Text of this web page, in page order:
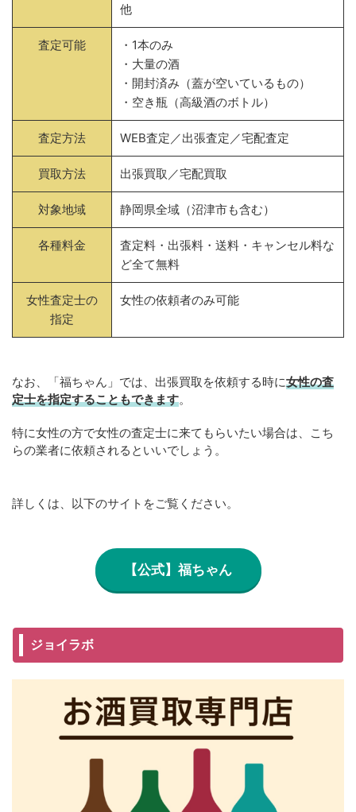
他
査定可能
・1本のみ
・大量の酒
・開封済み（蓋が空いているもの）
・空き瓶（高級酒のボトル）
査定方法 WEB査定／出張査定／宅配査定
買取方法 出張買取／宅配買取
対象地域 静岡県全域（沼津市も含む）
各種料金
査定料・出張料・送料・キャンセル料な
ど全て無料
女性査定士の
指定
女性の依頼者のみ可能
なお、「福ちゃん」では、出張買取を依頼する時に女性の査
定士を指定することもできます。
特に女性の方で女性の査定士に来てもらいたい場合は、こち
らの業者に依頼されるといいでしょう。
詳しくは、以下のサイトをご覧ください。
【公式】福ちゃん
ジョイラボ